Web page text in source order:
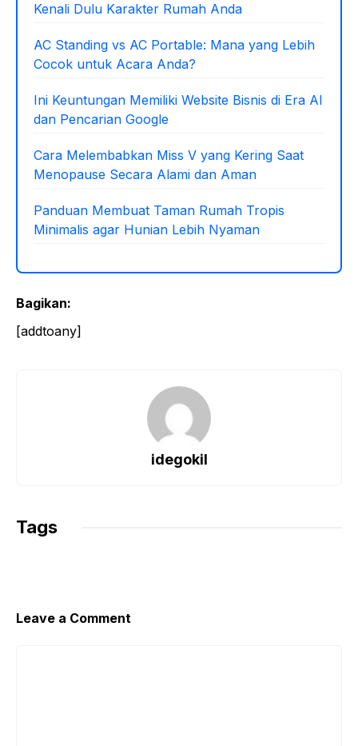
Kenali Dulu Karakter Rumah Anda
AC Standing vs AC Portable: Mana yang Lebih
Cocok untuk Acara Anda?
Ini Keuntungan Memiliki Website Bisnis di Era AI
dan Pencarian Google
Cara Melembabkan Miss V yang Kering Saat
Menopause Secara Alami dan Aman
Panduan Membuat Taman Rumah Tropis
Minimalis agar Hunian Lebih Nyaman
Bagikan:
[addtoany]
idegokil
Tags
Leave a Comment